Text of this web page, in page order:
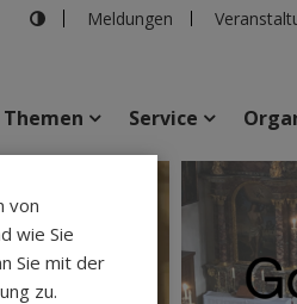
Meldungen
Veranstaltungen
Themen Service
von
wie Sie
Sie mit der
zu.